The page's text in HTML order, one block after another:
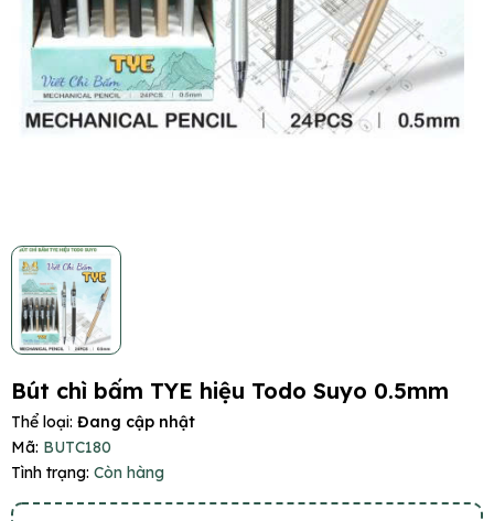
Bút chì bấm TYE hiệu Todo Suyo 0.5mm
Thể loại: Đang cập nhật
Mã: BUTC180
Tình trạng: Còn hàng